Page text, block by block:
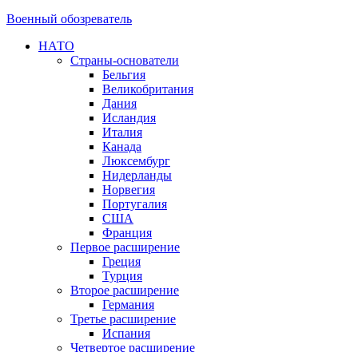
Военный обозреватель
НАТО
Страны-основатели
Бельгия
Великобритания
Дания
Исландия
Италия
Канада
Люксембург
Нидерланды
Норвегия
Португалия
США
Франция
Первое расширение
Греция
Турция
Второе расширение
Германия
Третье расширение
Испания
Четвертое расширение